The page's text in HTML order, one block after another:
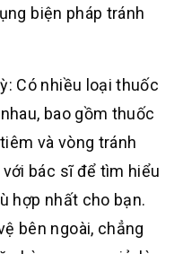
biện pháp tránh
Có nhiều loại thuốc
bao gồm thuốc
và vòng tránh
bác sĩ để tìm hiểu
hợp nhất cho bạn.
bên ngoài, chẳng